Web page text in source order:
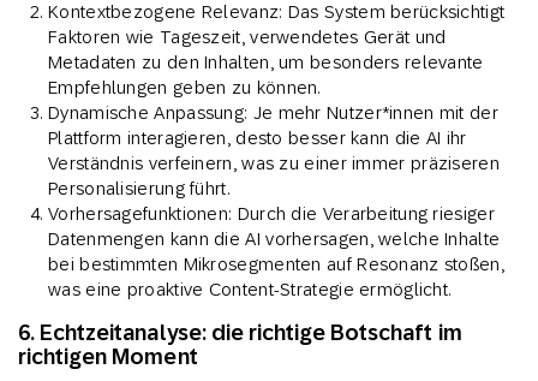
Kontextbezogene Relevanz: Das System berücksichtigt
Faktoren wie Tageszeit, verwendetes Gerät und
Metadaten zu den Inhalten, um besonders relevante
Empfehlungen geben zu können.
Dynamische Anpassung: Je mehr Nutzer*innen mit der
Plattform interagieren, desto besser kann die AI ihr
Verständnis verfeinern, was zu einer immer präziseren
Personalisierung führt.
Vorhersagefunktionen: Durch die Verarbeitung riesiger
Datenmengen kann die AI vorhersagen, welche Inhalte
bei bestimmten Mikrosegmenten auf Resonanz stoßen,
was eine proaktive Content-Strategie ermöglicht.
6. Echtzeitanalyse: die richtige Botschaft im
richtigen Moment